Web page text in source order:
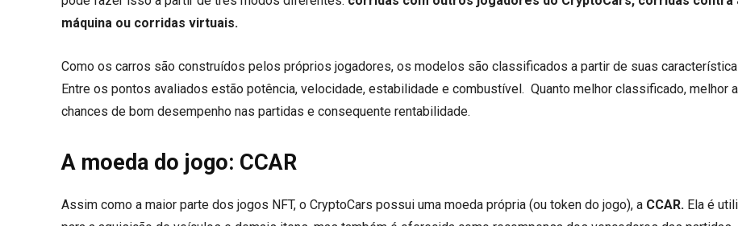
máquina ou corridas virtuais.
Como os carros são construídos pelos próprios jogadores, os modelos são classificados a partir de suas
Entre os pontos avaliados estão potência, velocidade, estabilidade e combustível. Quanto melhor classificado, melhor
chances de bom desempenho nas partidas e consequente rentabilidade.
A moeda do jogo: CCAR
Assim como a maior parte dos jogos NFT, o CryptoCars possui uma moeda própria (ou token do jogo), a CCAR. Ela é